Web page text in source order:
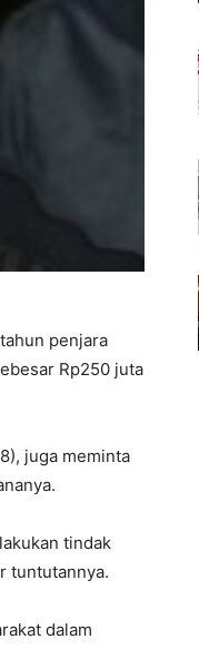
penjara
Rp250 juta
juga meminta
tindak
tuntutannya.
dalam